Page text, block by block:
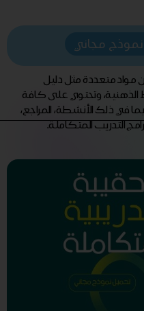
مجاني
مواد متعددة مثل دليل
الذهنية، وتحتوي على كافة
بما في ذلك الأنشطة، المراجع،
التدريب المتكاملة.